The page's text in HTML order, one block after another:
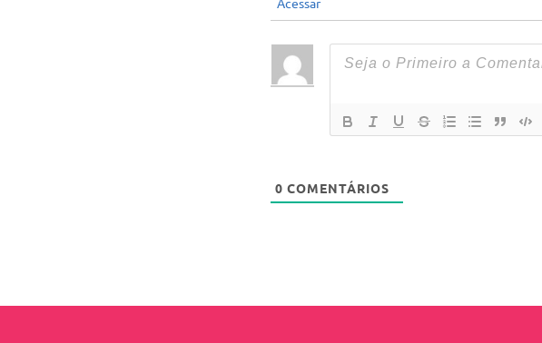
0 COMENTÁRIOS